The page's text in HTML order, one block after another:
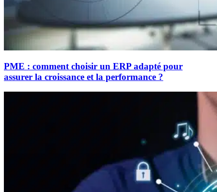
PME : comment choisir un ERP adapté pour
assurer la croissance et la performance ?